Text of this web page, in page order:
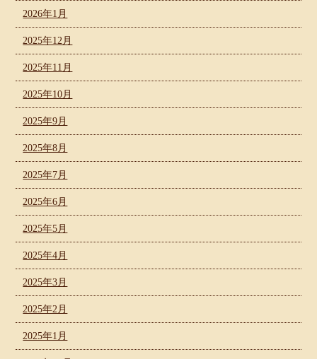
2026年1月
2025年12月
2025年11月
2025年10月
2025年9月
2025年8月
2025年7月
2025年6月
2025年5月
2025年4月
2025年3月
2025年2月
2025年1月